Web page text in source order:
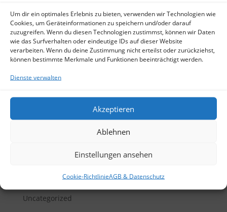
Um dir ein optimales Erlebnis zu bieten, verwenden wir Technologien wie
Cookies, um Geräteinformationen zu speichern und/oder darauf
zuzugreifen. Wenn du diesen Technologien zustimmst, können wir Daten
wie das Surfverhalten oder eindeutige IDs auf dieser Website
verarbeiten. Wenn du deine Zustimmung nicht erteilst oder zurückziehst,
können bestimmte Merkmale und Funktionen beeinträchtigt werden.
Dienste verwalten
Akzeptieren
Ablehnen
Einstellungen ansehen
Cookie-RichtlinieAGB & Datenschutz
Nähgarn Nähen
Neueste Kommentare
September 2015
Kategorien
Uncategorized